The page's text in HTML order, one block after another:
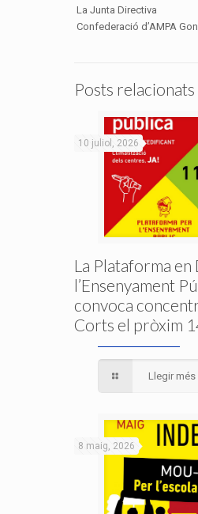
La Junta Directiva
Confederació d’AMPA
Posts relacionats
10 juliol, 2026
La Plataforma en
l’Ensenyament
convoca
Corts el pròxim
Llegir més
8 maig, 2026